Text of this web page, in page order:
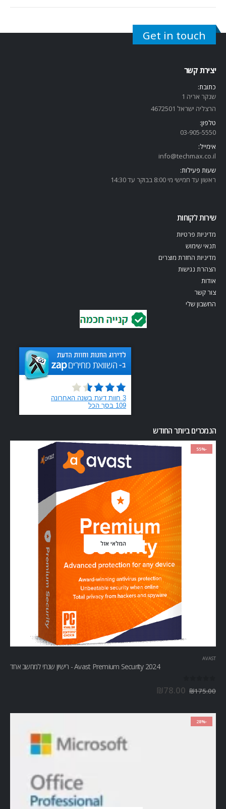
Get in touch
יצירת קשר
כתובת:
שנקר אריה 1
הרצליה ישראל 4672501
טלפון:
03-905-5550
אימייל:
info@techmax.co.il
שעות פעילות:
ראשון עד חמישי מי 8:00 בבוקר עד 14:30
שירות לקוחות
מדיניות פרטיות
תנאי שימוש
מדיניות החזרת מוצרים
הצהרת נגישות
אודות
צור קשר
החשבון שלי
הנמכרים ביותר החודש
-55%
המלאי אזל
AVAST
Avast Premium Security 2024 - רישיון שנתי למחשב אחד
₪175.00
₪78.00
-28%